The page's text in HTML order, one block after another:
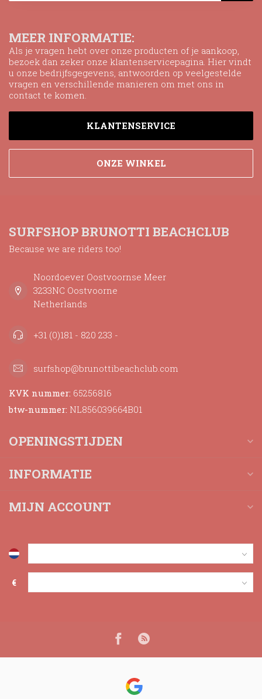
MEER INFORMATIE:
Als je vragen hebt over onze producten of je aankoop,
bezoek dan zeker onze klantenservicepagina. Hier vindt
u onze bedrijfsgegevens, antwoorden op veelgestelde
vragen en verschillende manieren om met ons in
contact te komen.
KLANTENSERVICE
ONZE WINKEL
SURFSHOP BRUNOTTI BEACHCLUB
Because we are riders too!
Noordoever Oostvoornse Meer
3233NC Oostvoorne
Netherlands
+31 (0)181 - 820 233 -
surfshop@brunottibeachclub.com
KVK nummer: 65256816
btw-nummer: NL856039664B01
OPENINGSTIJDEN
INFORMATIE
MIJN ACCOUNT
€